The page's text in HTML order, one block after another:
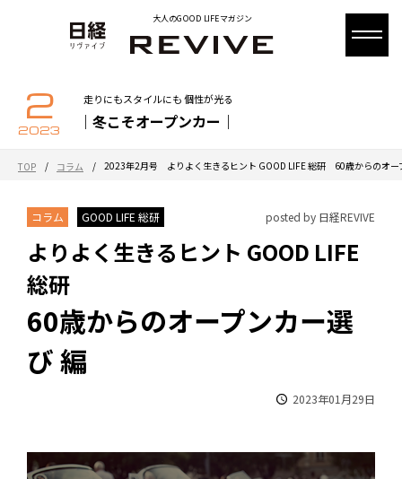
大人のGOOD LIFEマガジン
2
2023
走りにもスタイルにも 個性が光る
｜冬こそオープンカー｜
TOP / コラム / 2023年2月号 よりよく生きるヒント GOOD LIFE 総研 60歳からのオー
コラム GOOD LIFE 総研 posted by 日経REVIVE
よりよく生きるヒント GOOD LIFE
総研
60歳からのオープンカー選
び 編
2023年01月29日